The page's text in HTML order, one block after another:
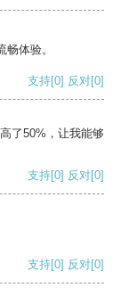
体验。
支持[0] 反对[0]
了50%，让我能够
支持[0] 反对[0]
支持[0] 反对[0]